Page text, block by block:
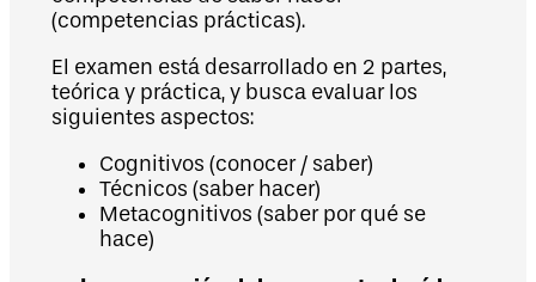
(competencias prácticas).
El examen está desarrollado en 2 partes,
teórica y práctica, y busca evaluar los
siguientes aspectos:
Cognitivos (conocer / saber)
Técnicos (saber hacer)
Metacognitivos (saber por qué se
hace)